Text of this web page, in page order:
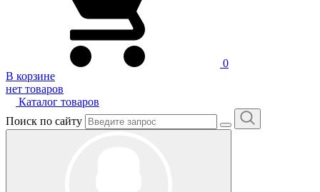
0
В корзине
нет товаров
Каталог товаров
Поиск по сайту